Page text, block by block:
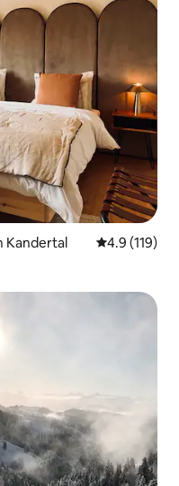
Kandertal Calificación
4.9 (119)